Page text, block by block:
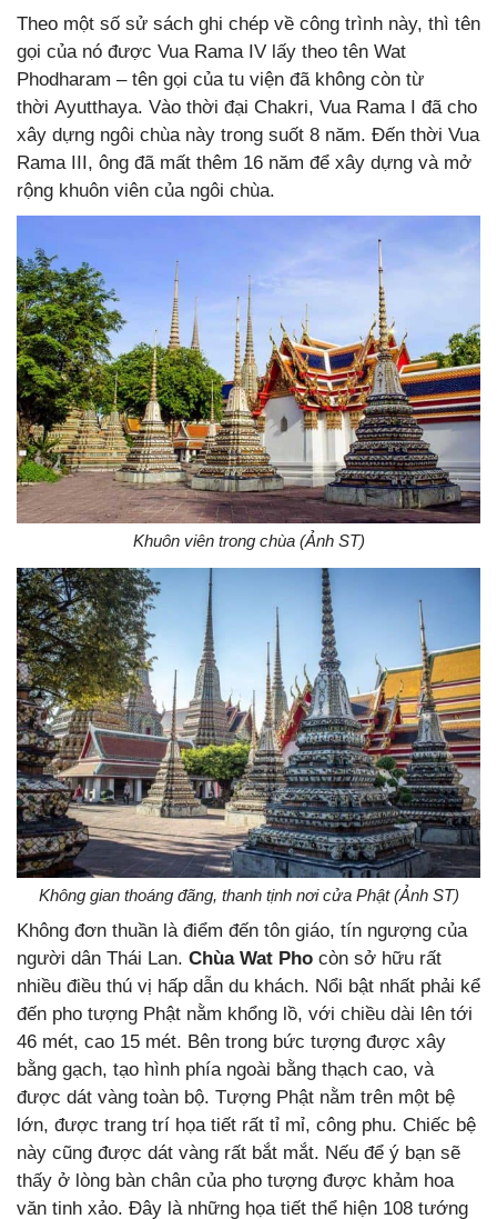
Theo một số sử sách ghi chép về công trình này, thì tên
gọi của nó được Vua Rama IV lấy theo tên Wat
Phodharam – tên gọi của tu viện đã không còn từ
thời Ayutthaya. Vào thời đại Chakri, Vua Rama I đã cho
xây dựng ngôi chùa này trong suốt 8 năm. Đến thời Vua
Rama III, ông đã mất thêm 16 năm để xây dựng và mở
rộng khuôn viên của ngôi chùa.
Khuôn viên trong chùa (Ảnh ST)
Không gian thoáng đãng, thanh tịnh nơi cửa Phật (Ảnh ST)
Không đơn thuần là điểm đến tôn giáo, tín ngượng của
người dân Thái Lan. Chùa Wat Pho còn sở hữu rất
nhiều điều thú vị hấp dẫn du khách. Nổi bật nhất phải kể
đến pho tượng Phật nằm khổng lồ, với chiều dài lên tới
46 mét, cao 15 mét. Bên trong bức tượng được xây
bằng gạch, tạo hình phía ngoài bằng thạch cao, và
được dát vàng toàn bộ. Tượng Phật nằm trên một bệ
lớn, được trang trí họa tiết rất tỉ mỉ, công phu. Chiếc bệ
này cũng được dát vàng rất bắt mắt. Nếu để ý bạn sẽ
thấy ở lòng bàn chân của pho tượng được khảm hoa
văn tinh xảo. Đây là những họa tiết thể hiện 108 tướng